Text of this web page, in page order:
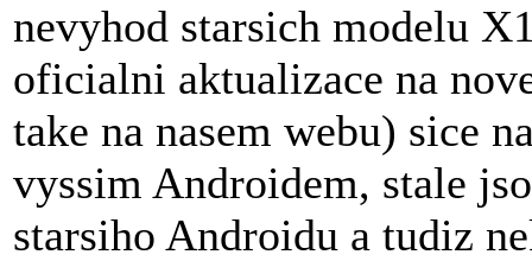
nevyhod starsich modelu
oficialni aktualizace na
take na nasem webu) sice
vyssim Androidem, stale
starsiho Androidu a tudiz